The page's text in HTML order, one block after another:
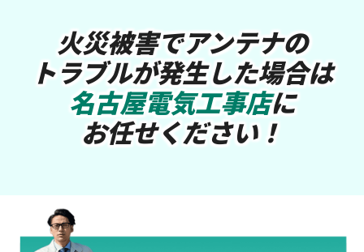
火災被害でアンテナの
トラブルが発生した場合は
名古屋電気工事店に
お任せください！